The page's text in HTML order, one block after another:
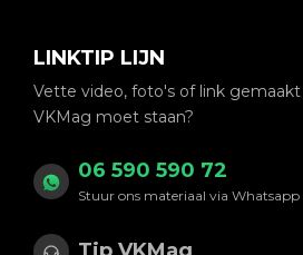
LINKTIP LIJN
Vette video, foto's of link
VKMag moet staan?
06 590 590 72
Stuur ons materiaal via Whatsapp